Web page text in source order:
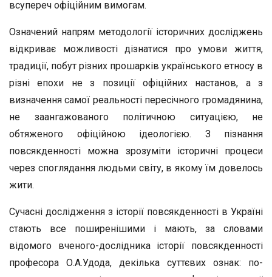
всупереч офіційним вимогам.
Означений напрям методології історичних досліджень
відкриває можливості дізнатися про умови життя,
традиції, побут різних прошарків українського етносу в
різні епохи не з позиції офіційних настанов, а з
визначення самої реальності пересічного громадянина,
не заангажованого політичною ситуацією, не
обтяженого офіційною ідеологією. З пізнання
повсякденності можна зрозуміти історичні процеси
через споглядання людьми світу, в якому їм довелось
жити.
Сучасні дослідження з історії повсякденності в Україні
стають все поширенішими і мають, за словами
відомого вченого-дослідника історії повсякденності
професора О.А.Удода, декілька суттєвих ознак: по-